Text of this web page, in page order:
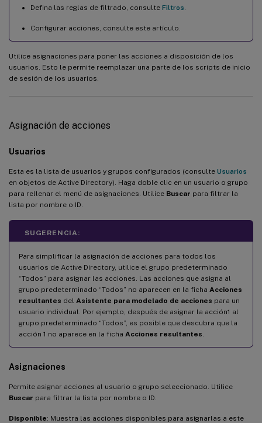
Defina las reglas de filtrado, consulte Filtros
Configurar acciones, consulte este artículo.
Utilice asignaciones para poner las acciones a disposición de los
usuarios. Esto le permite reemplazar una parte de los scripts de inicio
de sesión de los usuarios.
Asignación de acciones
Usuarios
Esta es la lista de usuarios y grupos configurados (consulte Usuarios
en objetos de Active Directory). Haga doble clic en un usuario o grupo
para rellenar el menú de asignaciones. Utilice Buscar para filtrar la
lista por nombre o ID.
SUGERENCIA:
Para simplificar la asignación de acciones para todos los
usuarios de Active Directory, utilice el grupo predeterminado
“Todos” para asignar las acciones. Las acciones que asigna al
grupo predeterminado “Todos” no aparecen en la ficha Acciones
resultantes del Asistente para modelado de acciones para un
usuario individual. Por ejemplo, después de asignar la acción1 al
grupo predeterminado “Todos”, es posible que descubra que la
acción 1 no aparece en la ficha Acciones resultantes
Asignaciones
Permite asignar acciones al usuario o grupo seleccionado. Utilice
Buscar para filtrar la lista por nombre o ID.
Disponible: Muestra las acciones disponibles para asignarlas a este